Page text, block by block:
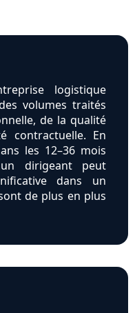
logistique
volumes traités
de la qualité
contractuelle. En
les 12–36 mois
dirigeant peut
dans un
de plus en plus